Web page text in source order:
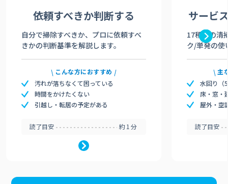
依頼すべきか判断する
自分で掃除すべきか、プロに依頼すべ
きかの判断基準を解説します。
こんな方におすすめ
汚れが落ちなくて困っている
時間をかけたくない
引越し・転居の予定がある
読了目安 約1分
サービ
17種類の清
ク/単発の使
主
水回り（
床・窓・
屋外・空
読了目安